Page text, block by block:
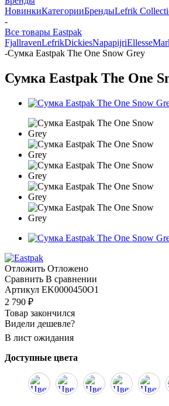
НовинкиКатегорииБрендыLefrik
-
Все товары Eastpak
FjallravenLefrikDickiesNapapijriEllesse
-Сумка Eastpak The One Snow Grey
Сумка Eastpak The One
Отложить Отложено
Сравнить В сравнении
Артикул EK0000450O1
2 790 ₽
Товар закончился
Видели дешевле?
В лист ожидания
Доступные цвета